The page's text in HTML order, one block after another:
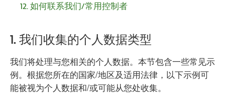
12. 如何联系我们/常用控制者
1. 我们收集的个人数据类型
我们将处理与您相关的个人数据。本节包含一些常见示
例。根据您所在的国家/地区及适用法律，以下示例可
能被视为个人数据和/或可能从您处收集。